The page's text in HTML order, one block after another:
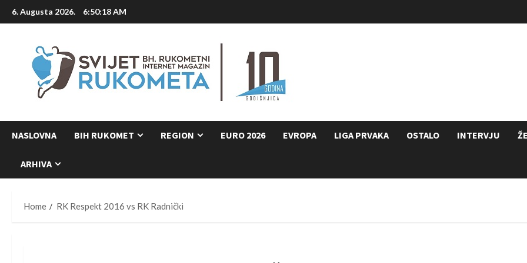
Skip
to
6. Augusta 2026. 6:50:19 AM
NASLOVNA BIH RUKOMET REGION EURO 2026 EVROPA LIGA PRVAKA OSTALO INTERVJU
ARHIVA
Home RK Respekt 2016 vs RK Radnički